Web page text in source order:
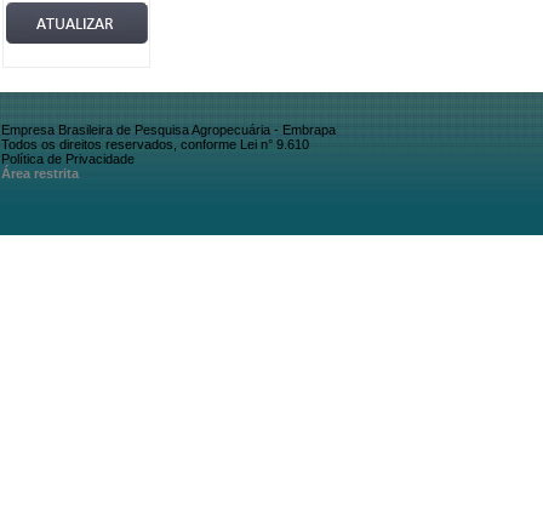
Empresa Brasileira de Pesquisa Agropecuária - Embrapa
Todos os direitos reservados, conforme Lei n° 9.610
Política de Privacidade
Área restrita